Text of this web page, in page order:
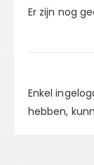
Er zijn nog
Enkel
hebben,